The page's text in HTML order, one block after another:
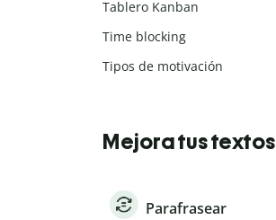
Tablero Kanban
Time blocking
Tipos de motivación
Mejora tus textos
Parafrasear